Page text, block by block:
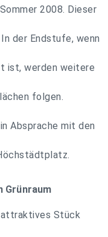
2008. Dieser
der Endstufe, wenn
ist, werden weitere
folgen.
Absprache mit den
Grünraum
attraktives Stück